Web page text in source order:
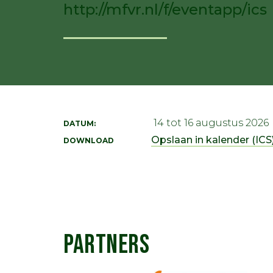
http://mfvr.nl/f/eventapp/ics
DATUM: 14 tot 16 augustus 2026
DOWNLOAD Opslaan in kalender
PARTNERS